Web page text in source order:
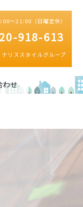
～21:00（日曜定休）
918-613
リススタイルグループ
わせ